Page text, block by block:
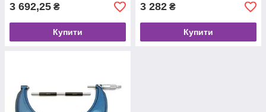
3 692,25 ₴
Купити
3 282 ₴
Купити